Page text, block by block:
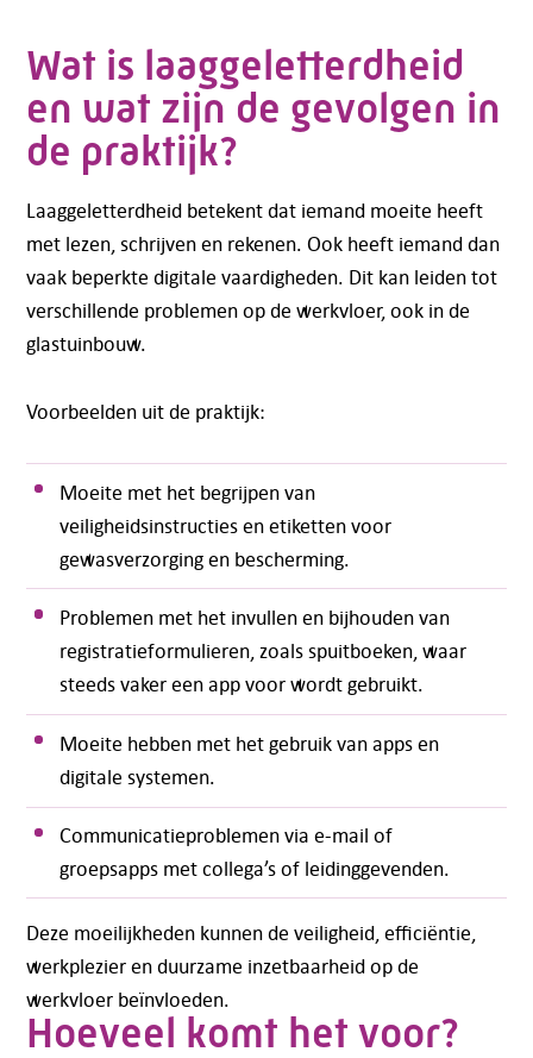
Wat is laaggeletterdheid
en wat zijn de gevolgen in
de praktijk?
Laaggeletterdheid betekent dat iemand moeite heeft
met lezen, schrijven en rekenen. Ook heeft iemand dan
vaak beperkte digitale vaardigheden. Dit kan leiden tot
verschillende problemen op de werkvloer, ook in de
glastuinbouw.
Voorbeelden uit de praktijk:
Moeite met het begrijpen van
veiligheidsinstructies en etiketten voor
gewasverzorging en bescherming.
Problemen met het invullen en bijhouden van
registratieformulieren, zoals spuitboeken, waar
steeds vaker een app voor wordt gebruikt.
Moeite hebben met het gebruik van apps en
digitale systemen.
Communicatieproblemen via e-mail of
groepsapps met collega’s of leidinggevenden.
Deze moeilijkheden kunnen de veiligheid, efficiëntie,
werkplezier en duurzame inzetbaarheid op de
werkvloer beïnvloeden.
Hoeveel komt het voor?